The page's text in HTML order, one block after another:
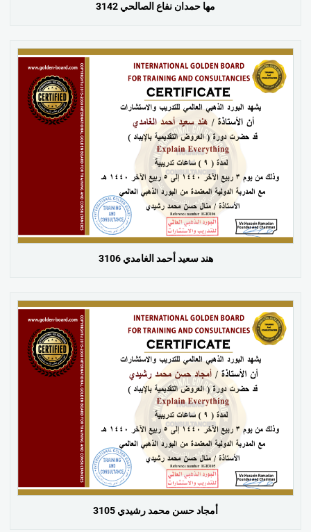
مها حمدان نفاع الصالحي 3142
هند سعيد أحمد الغامدي 3106
أمجاد حسن محمد رشيدي 3105